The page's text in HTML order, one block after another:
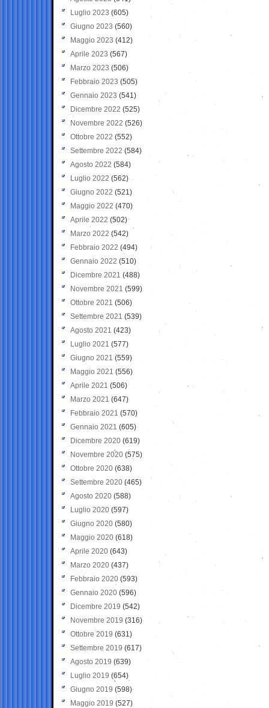
Luglio 2023 (605)
Giugno 2023 (560)
Maggio 2023 (412)
Aprile 2023 (567)
Marzo 2023 (506)
Febbraio 2023 (505)
Gennaio 2023 (541)
Dicembre 2022 (525)
Novembre 2022 (526)
Ottobre 2022 (552)
Settembre 2022 (584)
Agosto 2022 (584)
Luglio 2022 (562)
Giugno 2022 (521)
Maggio 2022 (470)
Aprile 2022 (502)
Marzo 2022 (542)
Febbraio 2022 (494)
Gennaio 2022 (510)
Dicembre 2021 (488)
Novembre 2021 (599)
Ottobre 2021 (506)
Settembre 2021 (539)
Agosto 2021 (423)
Luglio 2021 (577)
Giugno 2021(559)
Maggio 2021 (556)
Aprile 2021 (506)
Marzo 2021 (647)
Febbraio 2021 (570)
Gennaio 2021 (605)
Dicembre 2020 (619)
Novembre 2020 (575)
Ottobre 2020 (638)
Settembre 2020(465)
Agosto 2020 (588)
Luglio 2020 (597)
Giugno 2020 (580)
Maggio 2020 (618)
Aprile 2020 (643)
Marzo 2020 (437)
Febbraio 2020 (593)
Gennaio 2020 (596)
Dicembre 2019 (542)
Novembre 2019 (316)
Ottobre 2019 (631)
Settembre 2019 (617)
Agosto 2019 (639)
Luglio 2019 (654)
Giugno 2019 (598)
Maggio 2019 (527)